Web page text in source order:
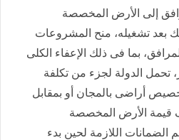
إلى الأرض المخصصة
بعد تشغيله، منح المشروعات
بما فى ذلك الإعفاء الكلى
تحمل الدولة لجزء من تكلفة
أراضى بالمجان أو بمقابل
قيمة الأرض المخصصة
الضمانات اللازمة لحين بدء